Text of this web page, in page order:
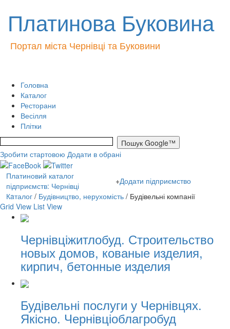
Платинова Буковина
Портал міста Чернівці та Буковини
Головна
Каталог
Ресторани
Весілля
Плітки
Зробити стартовою Додати в обрані
Платиновий каталог
підприємств: Чернівці
+Додати підприємство
Кaталог/ Будівництво, нерухомість / Будівельні компанії
Grid View List View
Чернівціжитлобуд. Строительство
новых домов, кованые изделия,
кирпич, бетонные изделия
Будівельні послуги у Чернівцях.
Якісно. Чернівціоблагробуд